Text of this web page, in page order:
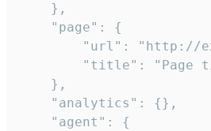
    },
    "page": {
"url": "http://
"title": "Page
    },
    "analytics": {},
    "agent": {